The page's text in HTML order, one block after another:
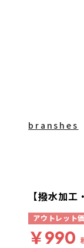
branshes
【撥水加
アウトレット
￥990